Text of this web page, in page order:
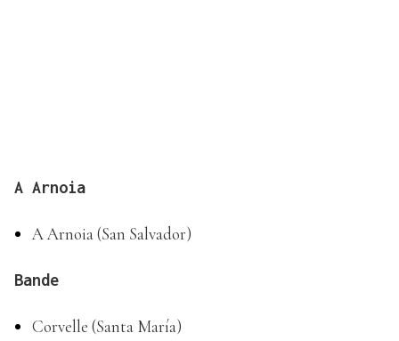
A Arnoia
A Arnoia (San Salvador)
Bande
Corvelle (Santa María)